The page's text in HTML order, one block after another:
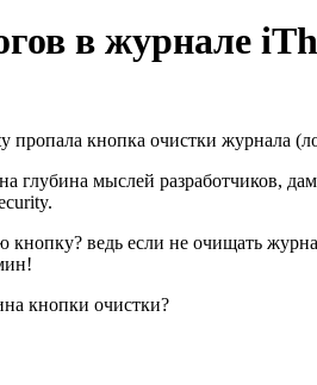
в журнале
кнопка очистки журнала
мыслей разработчиков,
ведь если не очищать
кнопки очистки?